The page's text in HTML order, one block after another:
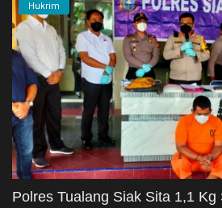
Hukrim
Polres Tualang Siak Sita 1,1 Kg